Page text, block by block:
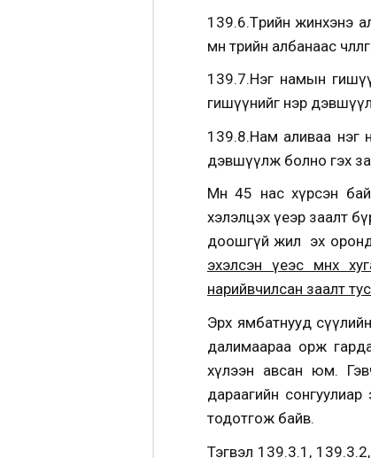
139.6.Төрийн жинхэнэ
өмнө төрийн албанаас
139.7.Нэг намын
гишүүнийг нэр
139.8.Нам аливаа нэг
дэвшүүлж болно гэх
Мөн 45 нас хүрсэн
хэлэлцэх үеэр заалт
доошгүй жил эх
эхэлсэн үеэс өмнөх
нарийвчилсан заалт
Эрх ямбатнууд
далимаараа орж
хүлээн авсан юм.
дараагийн
тодотгож байв.
Тэгвэл 139.3.1,